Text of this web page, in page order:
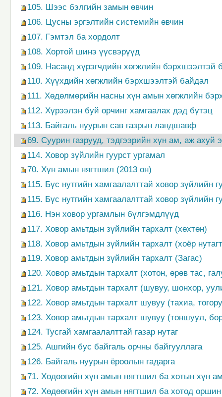
105. Шээс бэлгийн замын өвчин
106. Цусны эргэлтийн системийн өвчин
107. Гэмтэл ба хордолт
108. Хортой шинэ үүсвэрүүд
109. Насанд хүрэгчдийн хөгжлийн бэрхшээлтэй
110. Хүүхдийн хөгжлийн бэрхшээлтэй байдал
111. Хөдөлмөрийн насны хүн амын хөгжлийн
112. Хүрээлэн буй орчинг хамгаалах дэд бүтэц
113. Байгаль нуурын сав газрын ландшавф
69. Суурин газрууд, тэдгээрийн хүн ам, аж ахуй
114. Ховор зүйлийн гуурст ургамал
70. Хүн амын нягтшил (2013 он)
115. Бүс нутгийн хамгаалалттай ховор зүйлийн
115. Бүс нутгийн хамгаалалттай ховор зүйлийн
116. Нэн ховор ургамлын бүлгэмдлүүд
117. Ховор амьтдын зүйлийн тархалт (хөхтөн)
118. Ховор амьтдын зүйлийн тархалт (хоёр
119. Ховор амьтдын зүйлийн тархалт (Загас)
120. Ховор амьтдын тархалт (хотон, өрөв тас,
121. Ховор амьтдын тархалт (шувуу, шонхор,
122. Ховор амьтдын тархалт шувуу (тахиа,
123. Ховор амьтдын тархалт шувуу (тоншуул,
124. Тусгай хамгаалалттай газар нутаг
125. Ашгийн бус байгаль орчны байгууллага
126. Байгаль нуурын ёроолын гадарга
71. Хөдөөгийн хүн амын нягтшил ба хотын хүн
72. Хөдөөгийн хүн амын нягтшил ба хотод